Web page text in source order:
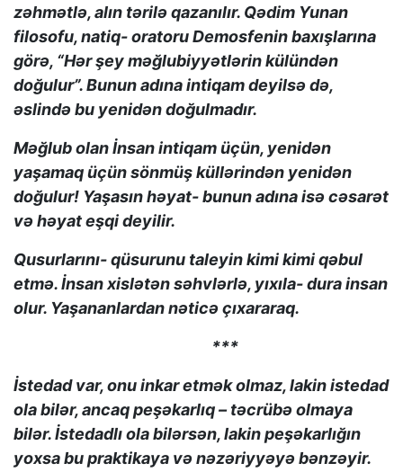
zəhmətlə, alın tərilə qazanılır. Qədim Yunan
filosofu, natiq- oratoru Demosfenin baxışlarına
görə, “Hər şey məğlubiyyətlərin külündən
doğulur”. Bunun adına intiqam deyilsə də,
əslində bu yenidən doğulmadır.
Məğlub olan İnsan intiqam üçün, yenidən
yaşamaq üçün sönmüş küllərindən yenidən
doğulur! Yaşasın həyat- bunun adına isə cəsarət
və həyat eşqi deyilir.
Qusurlarını- qüsurunu taleyin kimi kimi qəbul
etmə. İnsan xislətən səhvlərlə, yıxıla- dura insan
olur. Yaşananlardan nəticə çıxararaq.
***
İstedad var, onu inkar etmək olmaz, lakin istedad
ola bilər, ancaq peşəkarlıq – təcrübə olmaya
bilər. İstedadlı ola bilərsən, lakin peşəkarlığın
yoxsa bu praktikaya və nəzəriyyəyə bənzəyir.